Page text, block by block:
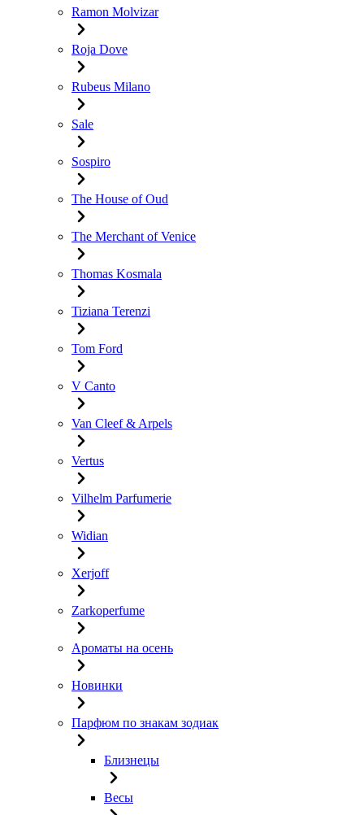
Ramon Molvizar
Roja Dove
Rubeus Milano
Sale
Sospiro
The House of Oud
The Merchant of Venice
Thomas Kosmala
Tiziana Terenzi
Tom Ford
V Canto
Van Cleef & Arpels
Vertus
Vilhelm Parfumerie
Widian
Xerjoff
Zarkoperfume
Ароматы на осень
Новинки
Парфюм по знакам зодиак
Близнецы
Весы